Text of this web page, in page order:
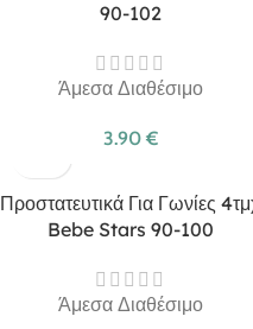
90-102
Άμεσα Διαθέσιμο
3.90 €
Προστατευτικά Για Γωνίες
Bebe Stars 90-100
Άμεσα Διαθέσιμο